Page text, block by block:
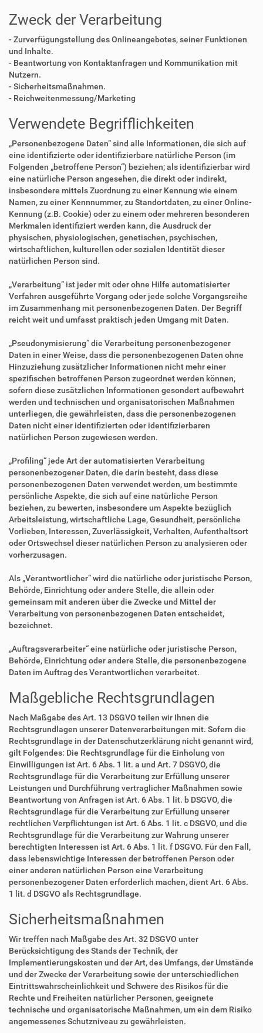
Zweck der Verarbeitung
- Zurverfügungstellung des Onlineangebotes, seiner Funktionen
und Inhalte.
- Beantwortung von Kontaktanfragen und Kommunikation mit
Nutzern.
- Sicherheitsmaßnahmen.
- Reichweitenmessung/Marketing
Verwendete Begrifflichkeiten
„Personenbezogene Daten“ sind alle Informationen, die sich auf
eine identifizierte oder identifizierbare natürliche Person (im
Folgenden „betroffene Person“) beziehen; als identifizierbar wird
eine natürliche Person angesehen, die direkt oder indirekt,
insbesondere mittels Zuordnung zu einer Kennung wie einem
Namen, zu einer Kennnummer, zu Standortdaten, zu einer Online-
Kennung (z.B. Cookie) oder zu einem oder mehreren besonderen
Merkmalen identifiziert werden kann, die Ausdruck der
physischen, physiologischen, genetischen, psychischen,
wirtschaftlichen, kulturellen oder sozialen Identität dieser
natürlichen Person sind.
„Verarbeitung“ ist jeder mit oder ohne Hilfe automatisierter
Verfahren ausgeführte Vorgang oder jede solche Vorgangsreihe
im Zusammenhang mit personenbezogenen Daten. Der Begriff
reicht weit und umfasst praktisch jeden Umgang mit Daten.
„Pseudonymisierung“ die Verarbeitung personenbezogener
Daten in einer Weise, dass die personenbezogenen Daten ohne
Hinzuziehung zusätzlicher Informationen nicht mehr einer
spezifischen betroffenen Person zugeordnet werden können,
sofern diese zusätzlichen Informationen gesondert aufbewahrt
werden und technischen und organisatorischen Maßnahmen
unterliegen, die gewährleisten, dass die personenbezogenen
Daten nicht einer identifizierten oder identifizierbaren
natürlichen Person zugewiesen werden.
„Profiling“ jede Art der automatisierten Verarbeitung
personenbezogener Daten, die darin besteht, dass diese
personenbezogenen Daten verwendet werden, um bestimmte
persönliche Aspekte, die sich auf eine natürliche Person
beziehen, zu bewerten, insbesondere um Aspekte bezüglich
Arbeitsleistung, wirtschaftliche Lage, Gesundheit, persönliche
Vorlieben, Interessen, Zuverlässigkeit, Verhalten, Aufenthaltsort
oder Ortswechsel dieser natürlichen Person zu analysieren oder
vorherzusagen.
Als „Verantwortlicher“ wird die natürliche oder juristische Person,
Behörde, Einrichtung oder andere Stelle, die allein oder
gemeinsam mit anderen über die Zwecke und Mittel der
Verarbeitung von personenbezogenen Daten entscheidet,
bezeichnet.
„Auftragsverarbeiter“ eine natürliche oder juristische Person,
Behörde, Einrichtung oder andere Stelle, die personenbezogene
Daten im Auftrag des Verantwortlichen verarbeitet.
Maßgebliche Rechtsgrundlagen
Nach Maßgabe des Art. 13 DSGVO teilen wir Ihnen die
Rechtsgrundlagen unserer Datenverarbeitungen mit. Sofern die
Rechtsgrundlage in der Datenschutzerklärung nicht genannt wird,
gilt Folgendes: Die Rechtsgrundlage für die Einholung von
Einwilligungen ist Art. 6 Abs. 1 lit. a und Art. 7 DSGVO, die
Rechtsgrundlage für die Verarbeitung zur Erfüllung unserer
Leistungen und Durchführung vertraglicher Maßnahmen sowie
Beantwortung von Anfragen ist Art. 6 Abs. 1 lit. b DSGVO, die
Rechtsgrundlage für die Verarbeitung zur Erfüllung unserer
rechtlichen Verpflichtungen ist Art. 6 Abs. 1 lit. c DSGVO, und die
Rechtsgrundlage für die Verarbeitung zur Wahrung unserer
berechtigten Interessen ist Art. 6 Abs. 1 lit. f DSGVO. Für den Fall,
dass lebenswichtige Interessen der betroffenen Person oder
einer anderen natürlichen Person eine Verarbeitung
personenbezogener Daten erforderlich machen, dient Art. 6 Abs.
1 lit. d DSGVO als Rechtsgrundlage.
Sicherheitsmaßnahmen
Wir treffen nach Maßgabe des Art. 32 DSGVO unter
Berücksichtigung des Stands der Technik, der
Implementierungskosten und der Art, des Umfangs, der Umstände
und der Zwecke der Verarbeitung sowie der unterschiedlichen
Eintrittswahrscheinlichkeit und Schwere des Risikos für die
Rechte und Freiheiten natürlicher Personen, geeignete
technische und organisatorische Maßnahmen, um ein dem Risiko
angemessenes Schutzniveau zu gewährleisten.